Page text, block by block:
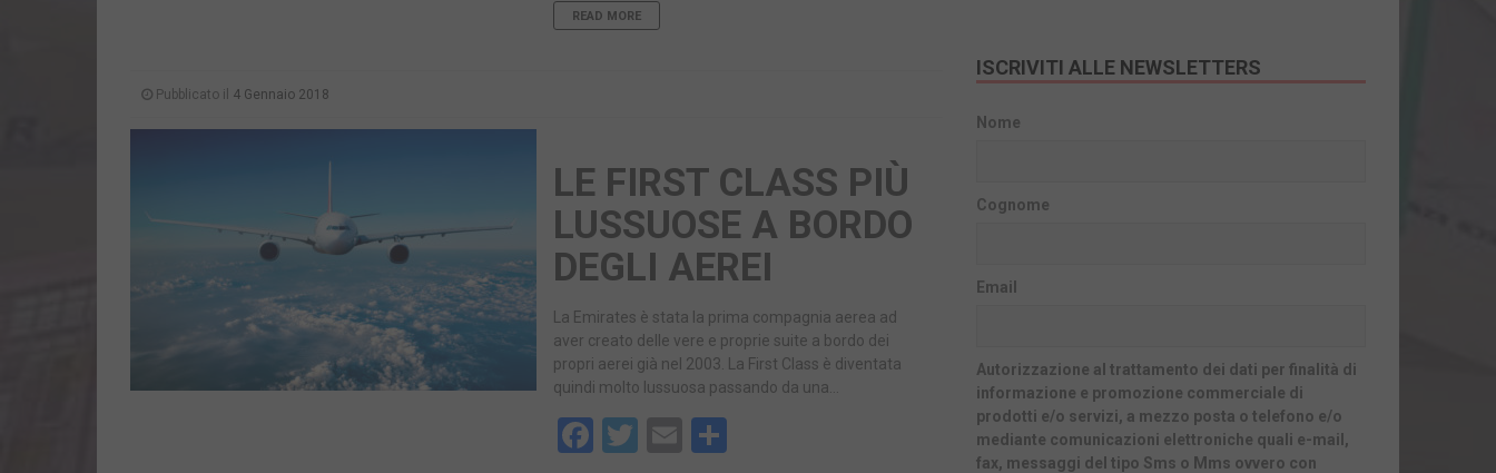
READ MORE
Pubblicato il 4 Gennaio 2018
LE FIRST CLASS PIÙ
LUSSUOSE A BORDO
DEGLI AEREI
La Emirates è stata la prima compagnia aerea ad
aver creato delle vere e proprie suite a bordo dei
propri aerei già nel 2003. La First Class è diventata
quindi molto lussuosa passando da una…
Facebook
TwitterEmail
ISCRIVITI ALLE NEWSLETTERS
Nome
Cognome
Email
Autorizzazione al trattamento dei dati per finalità di
informazione e promozione commerciale di
prodotti e/o servizi, a mezzo posta o telefono e/o
mediante comunicazioni elettroniche quali e-mail,
fax, messaggi del tipo Sms o Mms ovvero con